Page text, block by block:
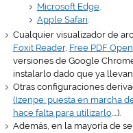
Microsoft Edge.
Apple Safari
Cualquier visualizador de
Foxit Reader, Free PDF
versiones de Google
instalarlo dado que ya
Otras configuraciones
(Izenpe: puesta en marcha
hace falta para utilizarlo....).
Además, en la mayoría de